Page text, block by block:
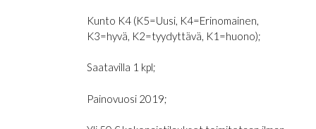
Kunto K4 (K5=Uusi, K4=Erinomainen,
K3=hyvä, K2=tyydyttävä, K1=huono);
Saatavilla 1 kpl;
Painovuosi 2019;